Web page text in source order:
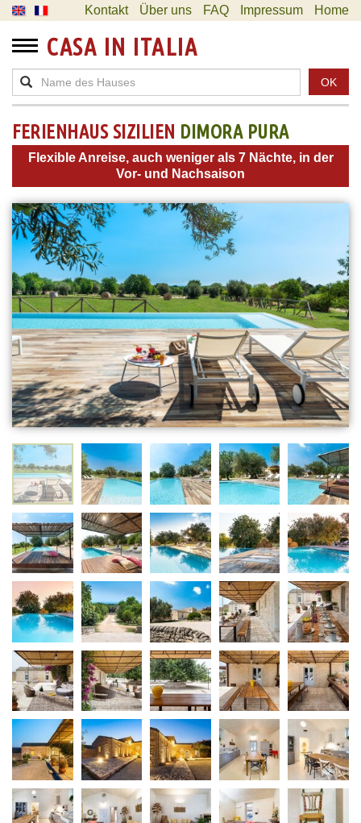
Kontakt Über uns FAQ Impressum Home
CASA IN ITALIA
OK
FERIENHAUS SIZILIEN DIMORA PURA
Flexible Anreise, auch weniger als 7 Nächte, in der
Vor- und Nachsaison